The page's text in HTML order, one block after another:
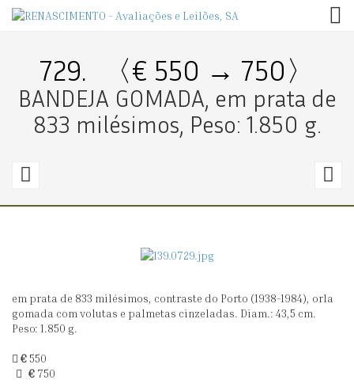
729. 〈€ 550 → 750〉
BANDEJA GOMADA, em prata de
833 milésimos, Peso: 1.850 g.
〈€
PAR
DE
PRATOS
em prata de 833 milésimos, contraste do Porto (1938-1984), orla
gomada com volutas e palmetas cinzeladas. Diam.: 43,5 cm.
Peso: 1.850 g.
€550
€ 750